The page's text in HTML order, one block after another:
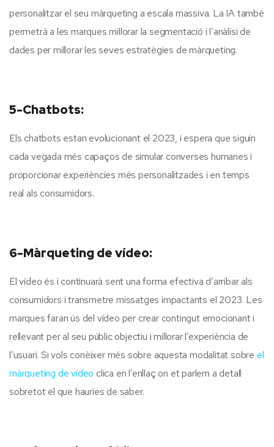
personalitzar el seu màrqueting a escala massiva. La IA també
permetrà a les marques millorar la segmentació i l’anàlisi de
dades per millorar les seves estratègies de màrqueting.
5-Chatbots:
Els chatbots estan evolucionant el 2023, i espera que siguin
cada vegada més capaços de simular converses humanes i
proporcionar experiències més personalitzades i en temps
real als consumidors.
6-Màrqueting de vídeo:
El vídeo és i continuarà sent una forma efectiva d’arribar als
consumidors i transmetre missatges impactants el 2023. Les
marques faran ús del vídeo per crear contingut emocionant i
rellevant per al seu públic objectiu i millorar l’experiència de
l’usuari. Si vols conèixer més sobre aquesta modalitat sobre el
màrqueting de vídeo clica en l’enllaç on et parlem a detall
sobretot el que hauries de saber.